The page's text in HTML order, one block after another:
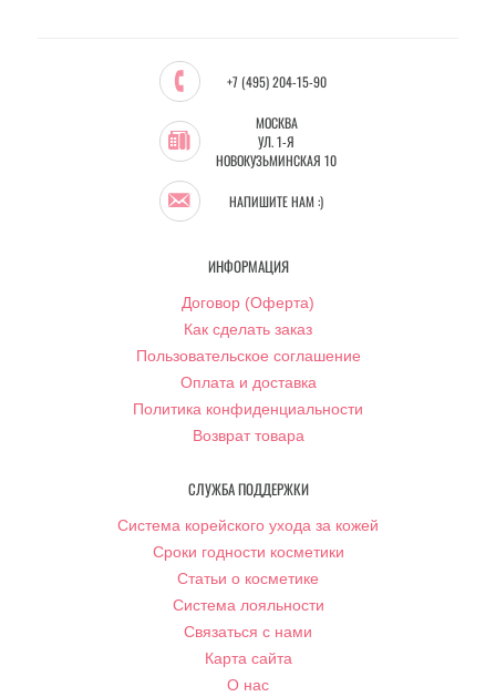
+7 (495) 204-15-90
МОСКВА
УЛ. 1-Я
НОВОКУЗЬМИНСКАЯ 10
НАПИШИТЕ НАМ :)
ИНФОРМАЦИЯ
Договор (Оферта)
Как сделать заказ
Пользовательское соглашение
Оплата и доставка
Политика конфиденциальности
Возврат товара
СЛУЖБА ПОДДЕРЖКИ
Система корейского ухода за кожей
Сроки годности косметики
Статьи о косметике
Система лояльности
Связаться с нами
Карта сайта
О нас